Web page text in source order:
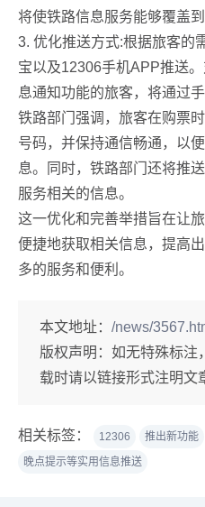
将使铁路信息服务能够覆盖到
3. 优化推送方式:根据旅客的
宝以及12306手机APP推送
息通知功能的旅客，将通过
铁路部门强调，旅客在购票
号码，并保持通信畅通，以
息。同时，铁路部门还将推
服务相关的信息。
这一优化和完善举措旨在让
便捷地获取相关信息，提高
多的服务和便利。
本文地址： /news/
版权声明： 如无特殊标注
载时请以链接形式注明文
相关标签： 12306 推出新功能
晚点提示等实用信息推送